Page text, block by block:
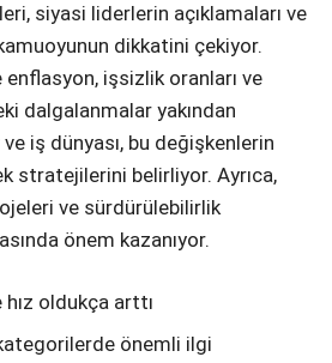
siyasi liderlerin açıklamaları ve
dikkatini çekiyor.
enflasyon, işsizlik oranları ve
dalgalanmalar yakından
ve iş dünyası, bu değişkenlerin
stratejilerini belirliyor. Ayrıca,
ve sürdürülebilirlik
önem kazanıyor.
oldukça arttı
önemli ilgi